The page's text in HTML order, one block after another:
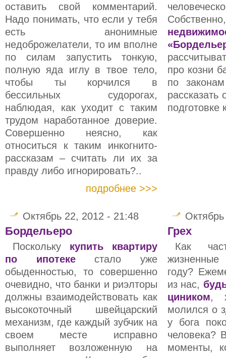
оставить свой комментарий.
Надо понимать, что если у тебя
есть анонимные
недоброжелатели, то им вполне
по силам запустить тонкую,
полную яда иглу в твое тело,
чтобы ты корчился в
бессильных судорогах,
наблюдая, как уходит с таким
трудом наработанное доверие.
Совершенно неясно, как
относиться к таким инкогнито-
рассказам – считать ли их за
правду либо игнорировать?..
подробнее >>>
про козни
по
рассказать
подготовке
Октябрь 22, 2012 - 21:48
Бордельеро
Поскольку купить квартиру
по ипотекестало уже
обыденностью, то совершенно
очевидно, что банки и риэлторы
должны взаимодействовать как
высокоточный швейцарский
механизм, где каждый зубчик на
своем месте исправно
выполняет возложенную на
Грех
Как
году?
из нас,
циником,
молился о
у бога
человека?
моменты,